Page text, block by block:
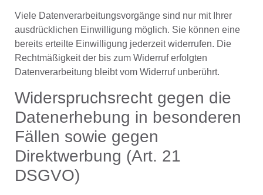
Viele Datenverarbeitungsvorgänge sind nur mit Ihrer
ausdrücklichen Einwilligung möglich. Sie können eine
bereits erteilte Einwilligung jederzeit widerrufen. Die
Rechtmäßigkeit der bis zum Widerruf erfolgten
Datenverarbeitung bleibt vom Widerruf unberührt.
Widerspruchsrecht gegen die
Datenerhebung in besonderen
Fällen sowie gegen
Direktwerbung (Art. 21
DSGVO)